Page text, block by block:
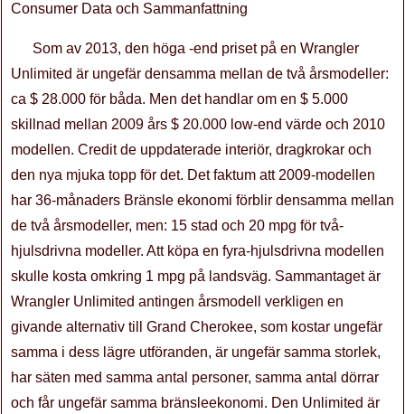
Consumer Data och Sammanfattning
Som av 2013, den höga -end priset på en Wrangler
Unlimited är ungefär densamma mellan de två årsmodeller:
ca $ 28.000 för båda. Men det handlar om en $ 5.000
skillnad mellan 2009 års $ 20.000 low-end värde och 2010
modellen. Credit de uppdaterade interiör, dragkrokar och
den nya mjuka topp för det. Det faktum att 2009-modellen
har 36-månaders Bränsle ekonomi förblir densamma mellan
de två årsmodeller, men: 15 stad och 20 mpg för två-
hjulsdrivna modeller. Att köpa en fyra-hjulsdrivna modellen
skulle kosta omkring 1 mpg på landsväg. Sammantaget är
Wrangler Unlimited antingen årsmodell verkligen en
givande alternativ till Grand Cherokee, som kostar ungefär
samma i dess lägre utföranden, är ungefär samma storlek,
har säten med samma antal personer, samma antal dörrar
och får ungefär samma bränsleekonomi. Den Unlimited är